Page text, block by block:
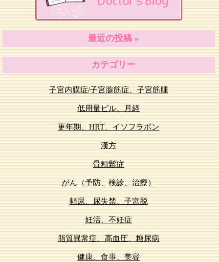
最近の投稿 »
カテゴリー
子宮内膜症/子宮腺筋症、子宮筋腫
低用量ピル、月経
更年期、HRT、イソフラボン
漢方
骨粗鬆症
がん（予防、検診、治療）
頻尿、尿失禁、子宮脱
妊活、不妊症
脂質異常症、高血圧、糖尿病
健康、食事、美容